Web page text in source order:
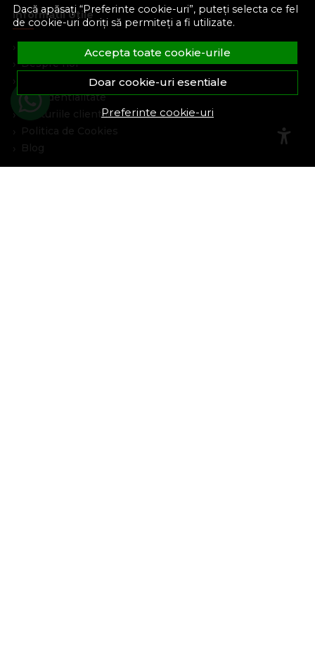
Dacă apăsați “Preferinte cookie-uri”, puteți selecta ce fel
de cookie-uri doriți să permiteți a fi utilizate.
Accepta toate cookie-urile
Doar cookie-uri esentiale
Preferinte cookie-uri
Informatii Utile
Formular retur
Despre noi
Termeni si conditii
Confidentialitate
Marturiile clientilor
Politica de Cookies
Blog